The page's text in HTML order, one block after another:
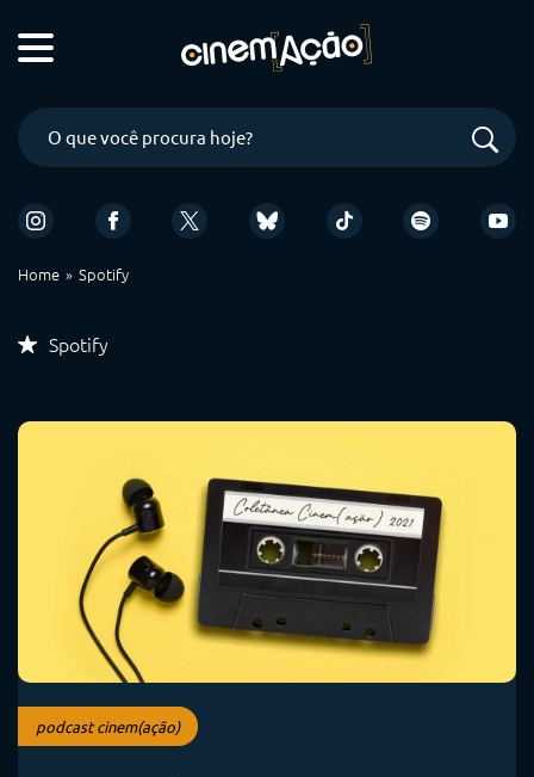
Home Spotify
Spotify
podcast cinem(ação)